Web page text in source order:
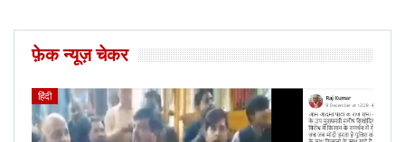
फ़ेक न्यूज़ चेकर
हिंदी